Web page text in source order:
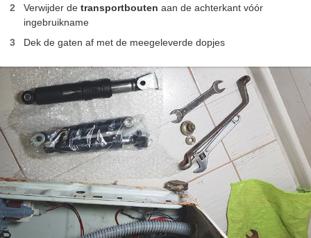
Verwijder de transportbouten aan de achterkant vóór
ingebruikname
Dek de gaten af met de meegeleverde dopjes